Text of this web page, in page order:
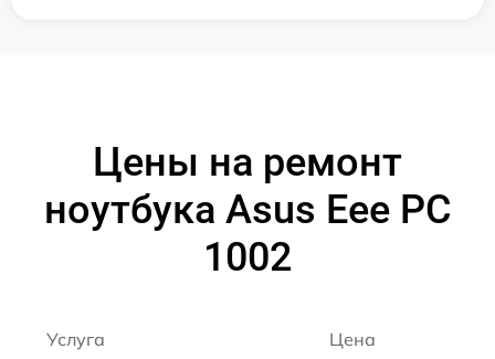
Цены на ремонт
ноутбука Asus Eee PC
1002
Услуга Цена